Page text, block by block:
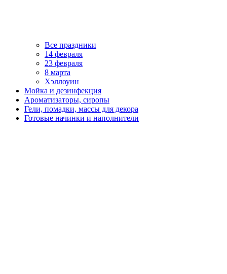
Все праздники
14 февраля
23 февраля
8 марта
Хэллоуин
Мойка и дезинфекция
Ароматизаторы, сиропы
Гели, помадки, массы для декора
Готовые начинки и наполнители